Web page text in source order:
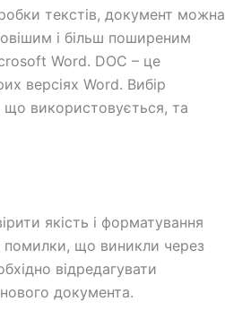
текстів, документ можна
і більш поширеним
Word. DOC – це
версіях Word. Вибір
що використовується, та
якість і форматування
що виникли через
відредагувати
документа.